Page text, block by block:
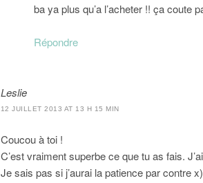
ba ya plus qu’a l’acheter !! ça
Répondre
Leslie
12 JUILLET 2013 AT 13 H 15 MIN
Coucou à toi !
C’est vraiment superbe ce que tu as fais.
Je sais pas si j’aurai la patience par contre x)